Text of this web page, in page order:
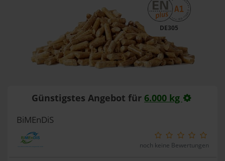
DE305
Günstigstes Angebot für 6.000 kg
BiMEnDiS
noch keine Bewertungen